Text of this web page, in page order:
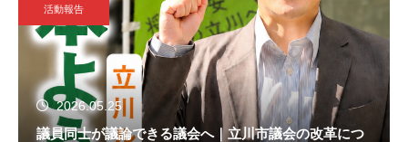
活動報告
2026.05.25
議員同士が議論できる議会へ｜立川市議会の改革につ